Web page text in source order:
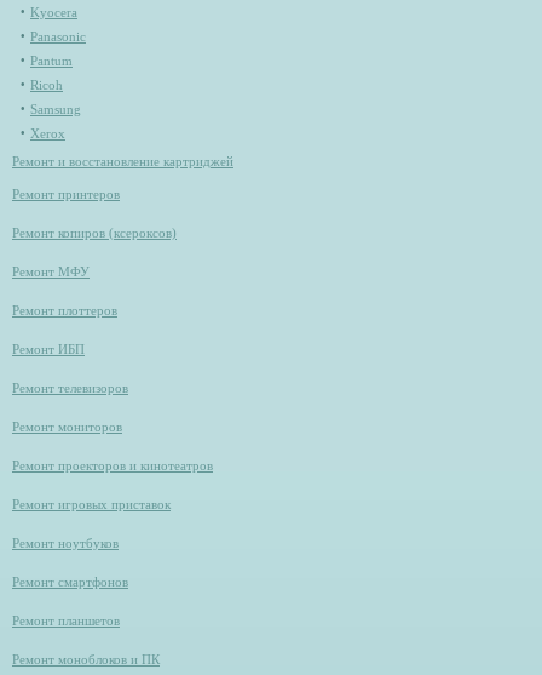
Kyocera
Panasonic
Pantum
Ricoh
Samsung
Xerox
Ремонт и восстановление картриджей
Ремонт принтеров
Ремонт копиров (ксероксов)
Ремонт МФУ
Ремонт плоттеров
Ремонт ИБП
Ремонт телевизоров
Ремонт мониторов
Ремонт проекторов и кинотеатров
Ремонт игровых приставок
Ремонт ноутбуков
Ремонт смартфонов
Ремонт планшетов
Ремонт моноблоков и ПК